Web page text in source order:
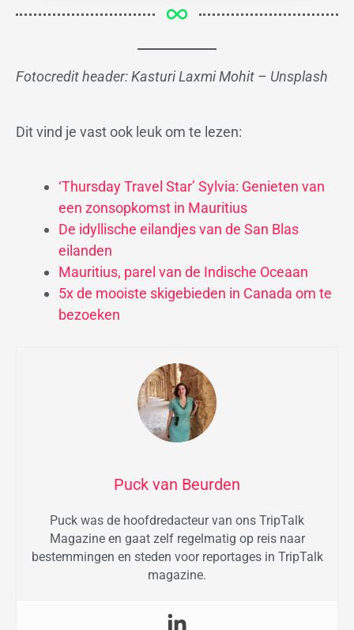
Fotocredit header: Kasturi Laxmi Mohit – Unsplash
Dit vind je vast ook leuk om te lezen:
‘Thursday Travel Star’ Sylvia: Genieten van
een zonsopkomst in Mauritius
De idyllische eilandjes van de San Blas
eilanden
Mauritius, parel van de Indische Oceaan
5x de mooiste skigebieden in Canada om te
bezoeken
Puck van Beurden
Puck was de hoofdredacteur van ons TripTalk
Magazine en gaat zelf regelmatig op reis naar
bestemmingen en steden voor reportages in TripTalk
magazine.